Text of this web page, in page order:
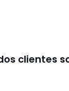
clientes